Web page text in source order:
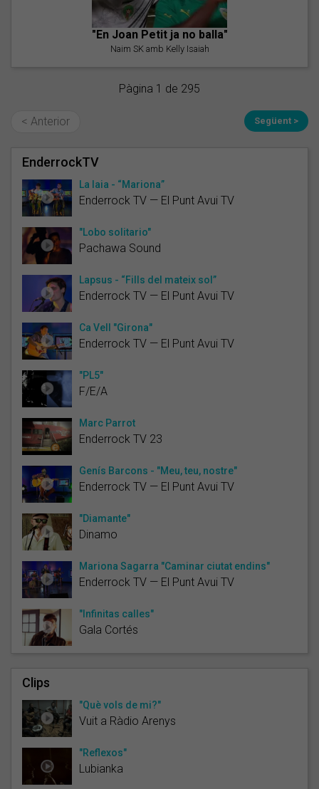
"En Joan Petit ja no balla"
Naim SK amb Kelly Isaiah
Pàgina 1 de 295
< Anterior Següent >
EnderrockTV
La Iaia - “Mariona”
Enderrock TV — El Punt Avui TV
"Lobo solitario"
Pachawa Sound
Lapsus - “Fills del mateix sol”
Enderrock TV — El Punt Avui TV
Ca Vell "Girona"
Enderrock TV — El Punt Avui TV
"PL5"
F/E/A
Marc Parrot
Enderrock TV 23
Genís Barcons - "Meu, teu, nostre"
Enderrock TV — El Punt Avui TV
"Diamante"
Dinamo
Mariona Sagarra "Caminar ciutat endins"
Enderrock TV — El Punt Avui TV
"Infinitas calles"
Gala Cortés
Clips
"Què vols de mi?"
Vuit a Ràdio Arenys
"Reflexos"
Lubianka